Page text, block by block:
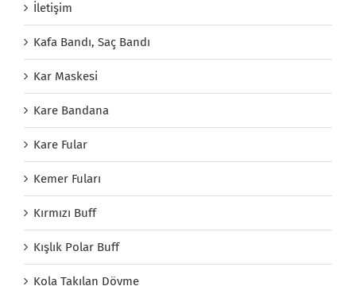
İletişim
Kafa Bandı, Saç Bandı
Kar Maskesi
Kare Bandana
Kare Fular
Kemer Fuları
Kırmızı Buff
Kışlık Polar Buff
Kola Takılan Dövme